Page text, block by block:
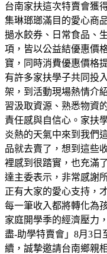
台南家扶這次特賣會獲
集琳瑯瑯滿目的愛心商
撾水餃券、日常食品、
項，皆以公益結優惠價
寶，同時消費優惠價格
有許多家扶學子共同投
架，到活動現場熱情介
習汲取資源、熟悉物資
責任感與自信心。家扶
炎熱的天氣中來到我們
品就去賣了，想到這些
裡感到很踏實，也充滿
達主委表示，非常感謝
正有大家的愛心支持，
每一筆收入都將轉化為
家庭開學季的經濟壓力
盡-助學特賣會」8月3日
續，誠摯邀請台南鄉親